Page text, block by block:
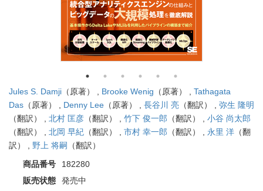
Jules S. Damji （原著） , Brooke Wenig （原著） , Tathagata
Das （原著） , Denny Lee （原著） , 長谷川 亮 （翻訳） , 弥生 隆明
（翻訳） , 北村 匡彦 （翻訳） , 竹下 俊一郎 （翻訳） , 小谷 尚太郎
（翻訳） , 北岡 早紀 （翻訳） , 市村 幸一郎 （翻訳） , 永里 洋 （翻
訳） , 野上 将嗣
（翻訳）
商品番号
182280
販売状態
発売中